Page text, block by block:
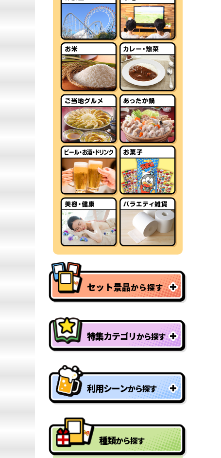
セット景品から探す
特集カテゴリから探す
型抜きパネル景品
一年分景品
参加賞・残念賞
利用シーンから探す
ゴルフコンペの景品
種類から探す